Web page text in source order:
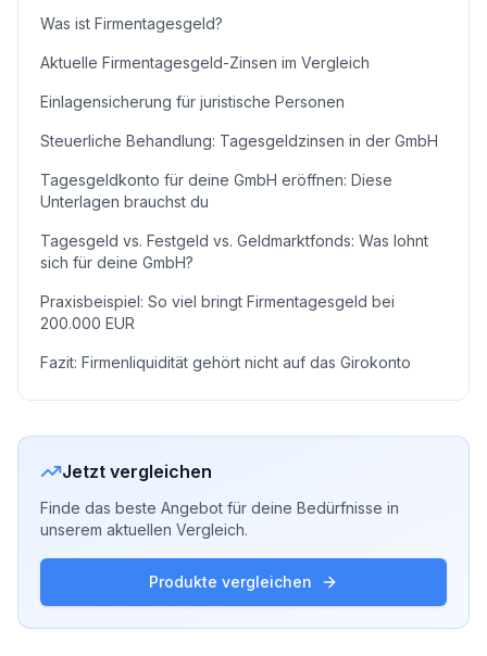
Was ist Firmentagesgeld?
Aktuelle Firmentagesgeld-Zinsen im Vergleich
Einlagensicherung für juristische Personen
Steuerliche Behandlung: Tagesgeldzinsen in der GmbH
Tagesgeldkonto für deine GmbH eröffnen: Diese
Unterlagen brauchst du
Tagesgeld vs. Festgeld vs. Geldmarktfonds: Was lohnt
sich für deine GmbH?
Praxisbeispiel: So viel bringt Firmentagesgeld bei
200.000 EUR
Fazit: Firmenliquidität gehört nicht auf das Girokonto
Jetzt vergleichen
Finde das beste Angebot für deine Bedürfnisse in
unserem aktuellen Vergleich.
Produkte vergleichen